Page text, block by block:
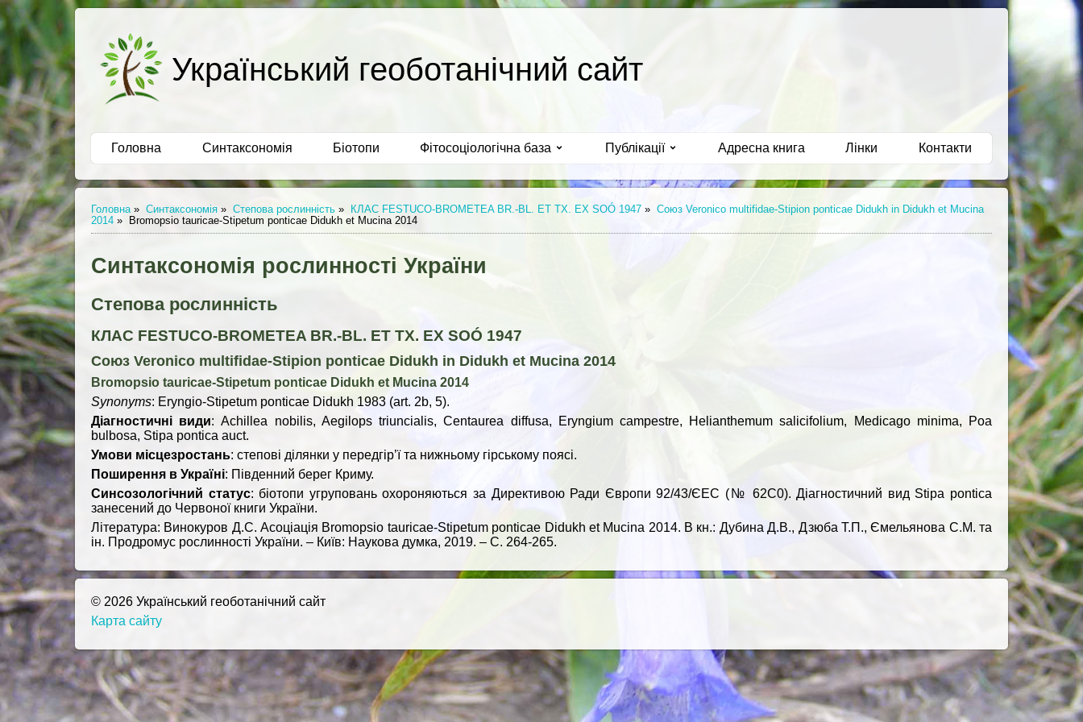
Український геоботанічний сайт
Головна Синтаксономія Біотопи Фітосоціологічна база Публікації Адресна книга Лінки Контакти
Головна » Синтаксономія » Степова рослинність » КЛАС FESTUCO-BROMETEA BR.-BL. ET TX. EX SOÓ 1947 » Союз Veronico multifidae-Stipion ponticae Didukh in Didukh et Mucina
2014 » Bromopsio tauricae-Stipetum ponticae Didukh et Mucina 2014
Синтаксономія рослинності України
Степова рослинність
КЛАС FESTUCO-BROMETEA BR.-BL. ET TX. EX SOÓ 1947
Союз Veronico multifidae-Stipion ponticae Didukh in Didukh et Mucina 2014
Bromopsio tauricae-Stipetum ponticae Didukh et Mucina 2014
Synonyms: Eryngio-Stipetum ponticae Didukh 1983 (art. 2b, 5).
Діагностичні види: Achillea nobilis, Aegilops triuncialis, Centaurea diffusa, Eryngium campestre, Helianthemum salicifolium, Medicago minima, Poa
bulbosa, Stipa pontica auct.
Умови місцезростань: степові ділянки у передгір’ї та нижньому гірському поясі.
Поширення в Україні: Південний берег Криму.
Синсозологічний статус: біотопи угруповань охороняються за Директивою Ради Європи 92/43/ЄЕС (№ 62C0). Діагностичний вид Stipa pontica
занесений до Червоної книги України.
Література: Винокуров Д.С. Асоціація Bromopsio tauricae-Stipetum ponticae Didukh et Mucina 2014. В кн.: Дубина Д.В., Дзюба Т.П., Ємельянова С.М. та
ін. Продромус рослинності України. – Київ: Наукова думка, 2019. – С. 264-265.
© 2026 Український геоботанічний сайт
Карта сайту